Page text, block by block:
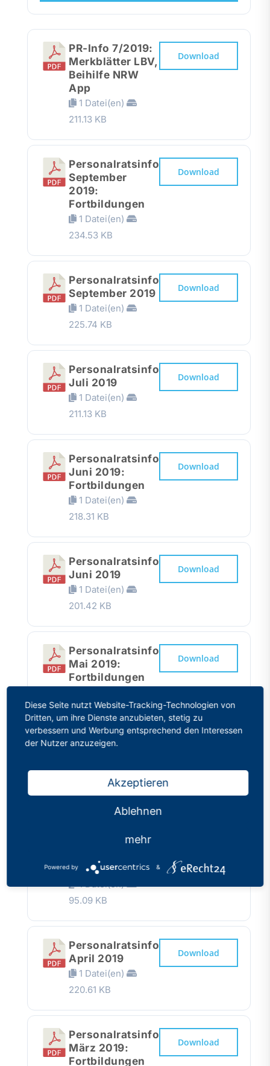
Recht
PR-Info 7/2019:
Merkblätter LBV,
Beihilfe NRW
App
1 Datei(en)
211.13 KB
Download
Personalratsinfo
September
2019:
Fortbildungen
1 Datei(en)
234.53 KB
Download
Personalratsinfo
September 2019
1 Datei(en)
225.74 KB
Download
Personalratsinfo
Juli 2019
1 Datei(en)
211.13 KB
Download
Personalratsinfo
Juni 2019:
Fortbildungen
1 Datei(en)
218.31 KB
Download
Personalratsinfo
Juni 2019
1 Datei(en)
201.42 KB
Download
Personalratsinfo
Mai 2019:
Fortbildungen
220.64 KB
Download
1 Datei(en)
212.38 KB
Personalratsinfo
Fortbildungen
1 Datei(en)
95.09 KB
Personalratsinfo
April 2019
1 Datei(en)
220.61 KB
Download
Personalratsinfo
März 2019:
Fortbildungen
Download
Diese Seite nutzt Website-Tracking-Technologien von
Dritten, um ihre Dienste anzubieten, stetig zu
verbessern und Werbung entsprechend den Interessen
der Nutzer anzuzeigen.
Akzeptieren
Ablehnen
mehr
Powered by &